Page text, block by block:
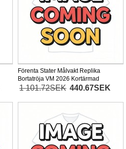
Förenta Stater Målvakt Replika
Bortatröja VM 2026 Kortärmad
1 101.72SEK 440.67SEK